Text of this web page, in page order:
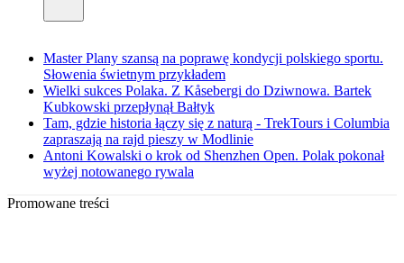
Master Plany szansą na poprawę kondycji polskiego sportu.
Słowenia świetnym przykładem
Wielki sukces Polaka. Z Kåsebergi do Dziwnowa. Bartek
Kubkowski przepłynął Bałtyk
Tam, gdzie historia łączy się z naturą - TrekTours i Columbia
zapraszają na rajd pieszy w Modlinie
Antoni Kowalski o krok od Shenzhen Open. Polak pokonał
wyżej notowanego rywala
Promowane treści